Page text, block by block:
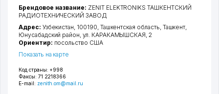
Код страны: +998
Факсы: 71 2218366
E-mail: zenith.om@mail.ru
Брендовое название: ZENIT ELEKTRONIKS ТАШКЕНТСКИЙ
РАДИОТЕХНИЧЕСКИЙ ЗАВОД
Адрес: Узбекистан, 100190, Ташкентская область Ташкент
Юнусабадский район ,ул. КАРАКАМЫШСКАЯ , 2
Ориентир: посольство США
Показать на карте